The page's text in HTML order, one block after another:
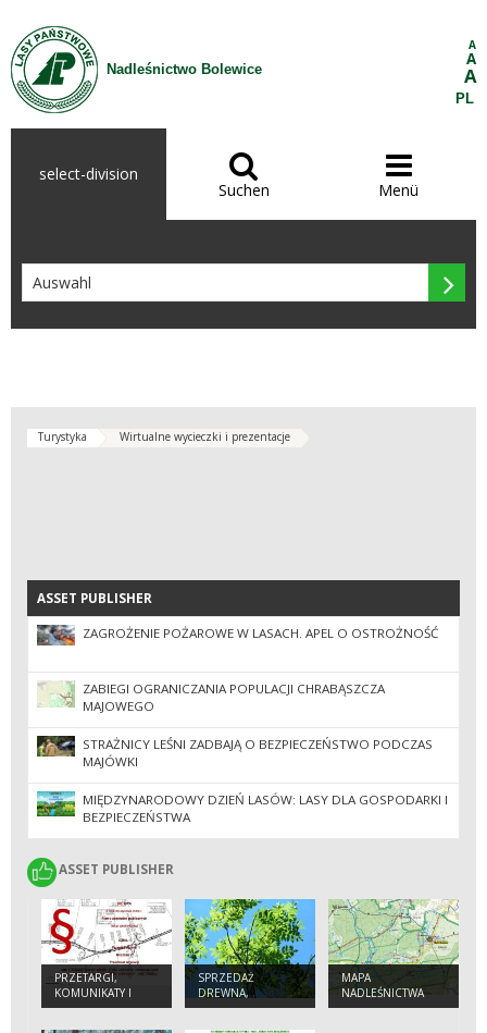
Zum Inhalt wechseln
Nadleśnictwo Bolewice
A
A
A
PL
select-division 
Suchen

Menü

Turystyka Wirtualne wycieczki i prezentacje
ASSET PUBLISHER
ASSET PUBLISHER
ZAGROŻENIE POŻAROWE W LASACH. APEL O OSTROŻNOŚĆ
ZABIEGI OGRANICZANIA POPULACJI CHRABĄSZCZA
MAJOWEGO
STRAŻNICY LEŚNI ZADBAJĄ O BEZPIECZEŃSTWO PODCZAS
MAJÓWKI
MIĘDZYNARODOWY DZIEŃ LASÓW: LASY DLA GOSPODARKI I
BEZPIECZEŃSTWA
ASSET PUBLISHER
ASSET PUBLISHER
PRZETARGI,
KOMUNIKATY I
OGŁOSZENIA
SPRZEDAŻ
DREWNA,
CHOINEK,
MAPA
NADLEŚNICTWA
BOLEWICE